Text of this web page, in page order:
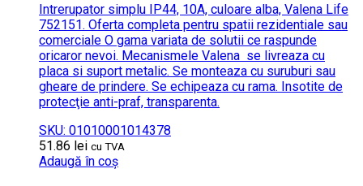
Intrerupator simplu IP44, 10A, culoare alba, Valena Life
752151. Oferta completa pentru spatii rezidentiale sau
comerciale O gama variata de solutii ce raspunde
oricaror nevoi. Mecanismele Valena se livreaza cu
placa si suport metalic. Se monteaza cu suruburi sau
gheare de prindere. Se echipeaza cu rama. Insotite de
protecţie anti-praf, transparenta.
SKU: 01010001014378
51.86 lei cu TVA
Adaugă în coș